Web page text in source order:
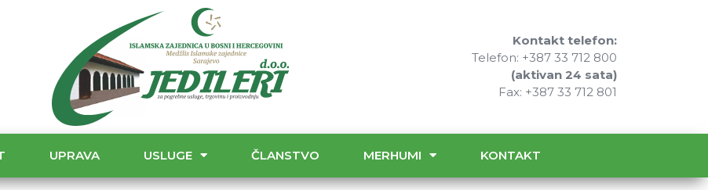
Kontakt telefon:
Telefon: +387 33 712 800
(aktivan 24 sata)
Fax: +387 33 712 801
UPRAVA USLUGE ČLANSTVO MERHUMI KONTAKT